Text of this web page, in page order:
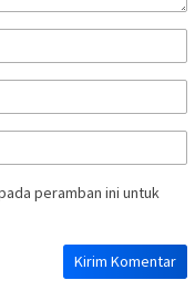
peramban ini untuk